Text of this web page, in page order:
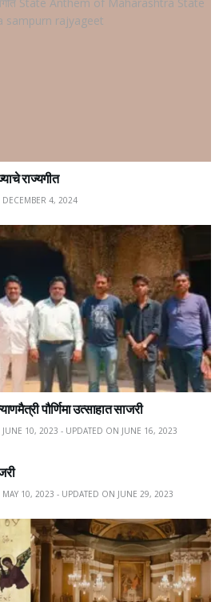
राज्यगीत
DECEMBER 4, 2024
पौर्णिमा उत्साहात साजरी
JUNE 10, 2023 - UPDATED ON JUNE 16, 2023
MAY 10, 2023 - UPDATED ON JUNE 29, 2023